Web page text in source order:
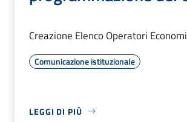
Creazione Elenco Operatori
Comunicazione istituzionale
LEGGI DI PIÙ